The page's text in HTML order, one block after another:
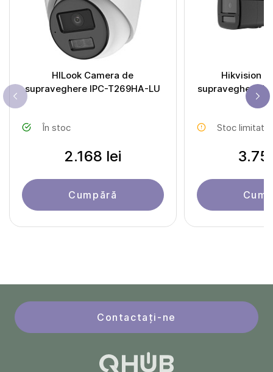
HILook Camera de
supraveghere IPC-T269HA-LU
În stoc
2.168 lei
Cumpără
Hikvision
supraveghere
Stoc limitat
Contactați-ne